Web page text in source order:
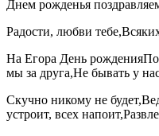
Днем рожденья
Радости, любви
На Егора День
мы за друга,Не бывать у
Скучно никому не
устроит, всех